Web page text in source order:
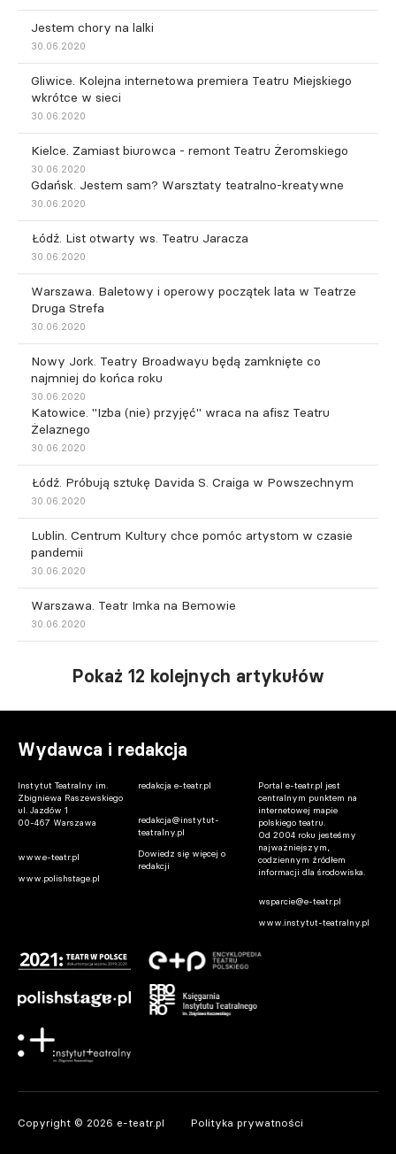
Jestem chory na lalki
30.06.2020
Gliwice. Kolejna internetowa premiera Teatru Miejskiego
wkrótce w sieci
30.06.2020
Kielce. Zamiast biurowca - remont Teatru Żeromskiego
30.06.2020
Gdańsk. Jestem sam? Warsztaty teatralno-kreatywne
30.06.2020
Łódź. List otwarty ws. Teatru Jaracza
30.06.2020
Warszawa. Baletowy i operowy początek lata w Teatrze
Druga Strefa
30.06.2020
Nowy Jork. Teatry Broadwayu będą zamknięte co
najmniej do końca roku
30.06.2020
Katowice. "Izba (nie) przyjęć" wraca na afisz Teatru
Żelaznego
30.06.2020
Łódź. Próbują sztukę Davida S. Craiga w Powszechnym
30.06.2020
Lublin. Centrum Kultury chce pomóc artystom w czasie
pandemii
30.06.2020
Warszawa. Teatr Imka na Bemowie
30.06.2020
Pokaż 12 kolejnych artykułów
Wydawca i redakcja
Instytut Teatralny im.
Zbigniewa Raszewskiego
ul. Jazdów 1
00-467 Warszawa
www.e-teatr.pl
www.polishstage.pl
redakcja e-teatr.pl
redakcja@instytut-
teatralny.pl
Dowiedz się więcej o
redakcji
Portal e-teatr.pl jest
centralnym punktem na
internetowej mapie
polskiego teatru.
Od 2004 roku jesteśmy
najważniejszym,
codziennym źródłem
informacji dla środowiska.
wsparcie@e-teatr.pl
www.instytut-teatralny.pl
Copyright © 2026 e-teatr.pl Polityka prywatności